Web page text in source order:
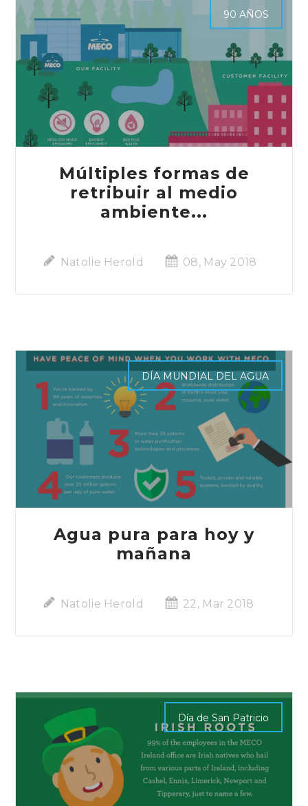
90 AÑOS
Múltiples formas de
retribuir al medio
ambiente...
Natolie Herold 08, May 2018
DÍA MUNDIAL DEL AGUA
Agua pura para hoy y
mañana
Natolie Herold 22, Mar 2018
Día de San Patricio